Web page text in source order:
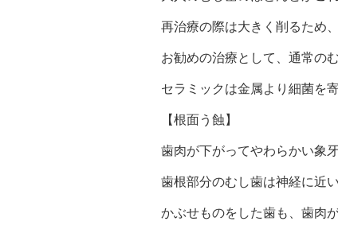
再治療の際は大きく削るため
お勧めの治療として、通常の
セラミックは金属より細菌を
【根面う蝕】
歯肉が下がってやわらかい象
歯根部分のむし歯は神経に近
かぶせものをした歯も、歯肉